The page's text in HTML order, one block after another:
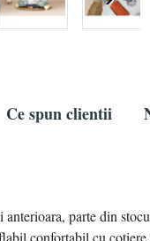
Ce spun clientii
parte din
confortabil cu